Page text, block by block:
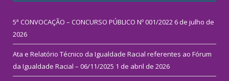
5ª CONVOCAÇÃO – CONCURSO PÚBLICO Nº 001/2022 6 de julho de
2026
Ata e Relatório Técnico da Igualdade Racial referentes ao Fórum
da Igualdade Racial – 06/11/2025 1 de abril de 2026